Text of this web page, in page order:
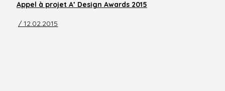
Appel à projet A’ Design Awards 2015
/ 12.02.2015